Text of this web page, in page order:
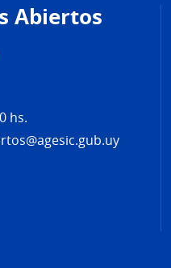
Abiertos
hs.